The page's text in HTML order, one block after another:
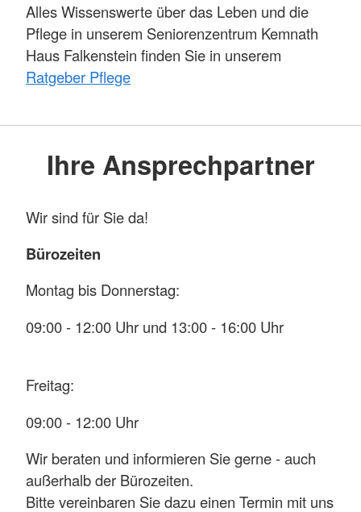
Alles Wissenswerte über das Leben und die
Pflege in unserem Seniorenzentrum Kemnath
Haus Falkenstein finden Sie in unserem
Ratgeber Pflege
Ihre Ansprechpartner
Wir sind für Sie da!
Bürozeiten
Montag bis Donnerstag:
09:00 - 12:00 Uhr und 13:00 - 16:00 Uhr
Freitag:
09:00 - 12:00 Uhr
Wir beraten und informieren Sie gerne - auch
außerhalb der Bürozeiten.
Bitte vereinbaren Sie dazu einen Termin mit uns